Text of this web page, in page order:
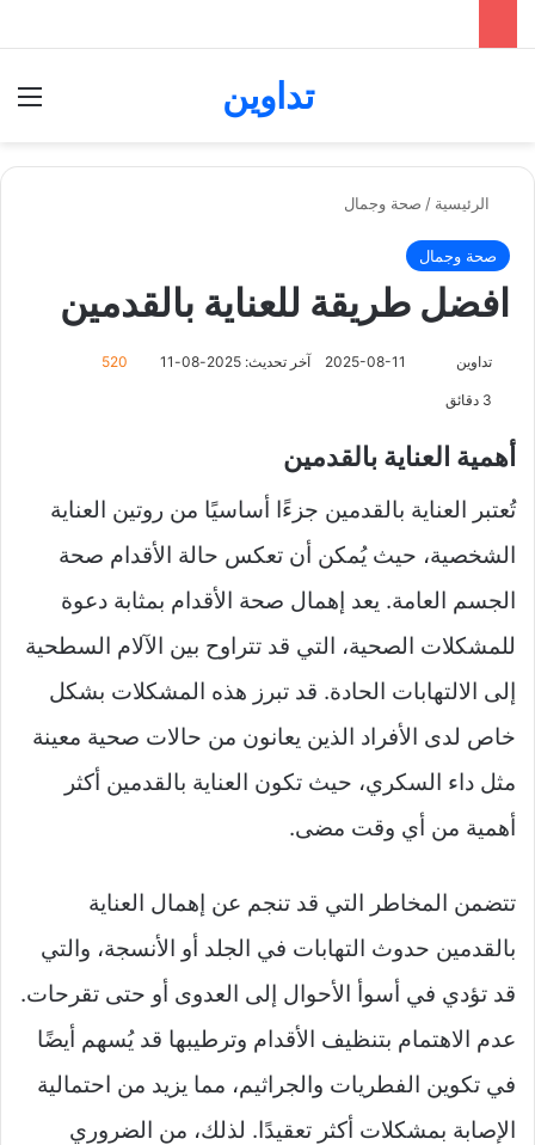
تداوين
الرئيسية / صحة وجمال
صحة وجمال
افضل طريقة للعناية بالقدمين
تداوين
ع
X
2025-08-11 آخر تحديث: 2025-08-11 520
أهمية العناية بالقدمين
تُعتبر العناية بالقدمين جزءًا أساسيًا من روتين العناية
الشخصية، حيث يُمكن أن تعكس حالة الأقدام صحة
الجسم العامة. يعد إهمال صحة الأقدام بمثابة دعوة
للمشكلات الصحية، التي قد تتراوح بين الآلام السطحية
إلى الالتهابات الحادة. قد تبرز هذه المشكلات بشكل
خاص لدى الأفراد الذين يعانون من حالات صحية معينة
مثل داء السكري، حيث تكون العناية بالقدمين أكثر
أهمية من أي وقت مضى.
تتضمن المخاطر التي قد تنجم عن إهمال العناية
بالقدمين حدوث التهابات في الجلد أو الأنسجة، والتي
قد تؤدي في أسوأ الأحوال إلى العدوى أو حتى تقرحات.
عدم الاهتمام بتنظيف الأقدام وترطيبها قد يُسهم أيضًا
في تكوين الفطريات والجراثيم، مما يزيد من احتمالية
الإصابة بمشكلات أكثر تعقيدًا. لذلك، من الضروري